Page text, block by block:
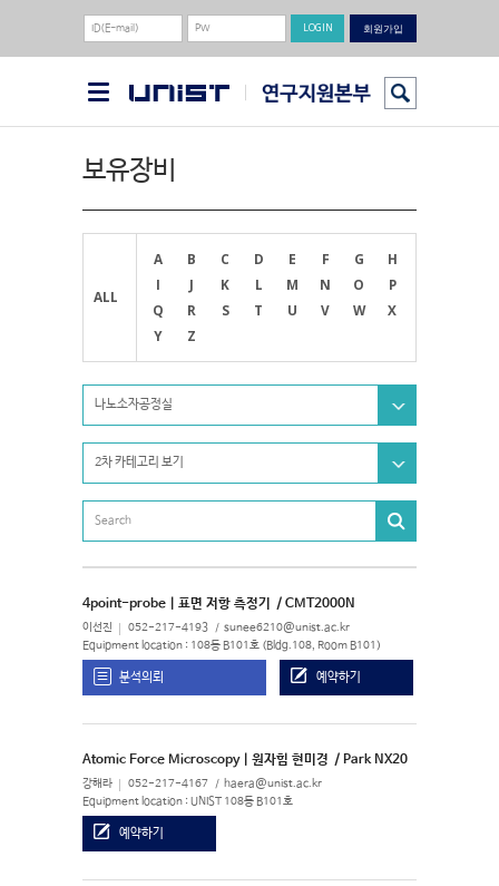
회원가입
보유장비
ALL
A B C D E F G
H
I
J K L M N O
P
Q
R S T U V W
X
Y
Z
나노소자공정실
2차 카테고리 보기
4point-probe | 표면 저항 측정기 / CMT2000N
이선진 052-217-4193 sunee6210@unist.ac.kr
Equipment location : 108동 B101호 (Bldg.108, Room B101)
분석의뢰 예약하기
Atomic Force Microscopy | 원자힘 현미경 / Park NX20
강해라 052-217-4167 haera@unist.ac.kr
Equipment location : UNIST 108동 B101호
예약하기